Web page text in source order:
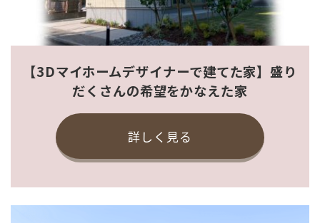
【3Dマイホームデザイナーで建てた家】盛り
だくさんの希望をかなえた家
詳しく見る